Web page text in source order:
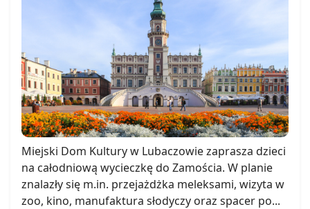
Miejski Dom Kultury w Lubaczowie zaprasza dzieci
na całodniową wycieczkę do Zamościa. W planie
znalazły się m.in. przejażdżka meleksami, wizyta w
zoo, kino, manufaktura słodyczy oraz spacer po...